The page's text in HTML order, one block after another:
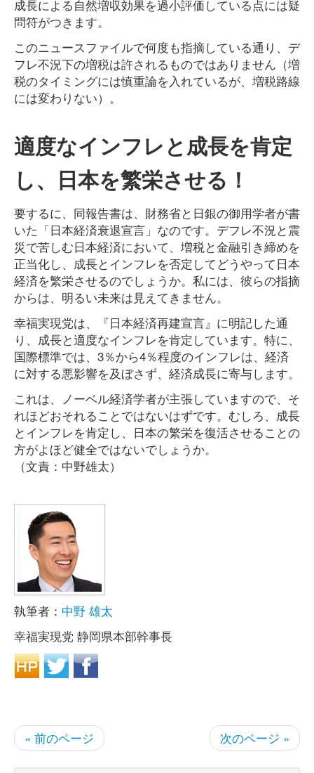
成長による自然増収効果を過小評価している点には疑
問符がつきます。
このニュースファイルで何度も指摘している通り、デ
フレ不況下の増税は許されるものではありません（増
税のタイミングには慎重論を入れているが、増税路線
には変わりない）。
適度なインフレと成長を肯定
し、日本を繁栄させる！
要するに、同報告書は、財務省と日銀の御用学者が書
いた「日本経済衰退宣言」なのです。デフレ不況と震
災で苦しむ日本経済において、増税と金融引き締めを
正当化し、成長とインフレを否定してどうやって日本
経済を繁栄させるのでしょうか。私には、彼らの指摘
からは、明るい未来は見えてきません。
幸福実現党は、『日本経済再建宣言』に明記した通
り、成長と適度なインフレを肯定しています。特に、
国際標準では、3％から4％程度のインフレは、経済
に対する悪影響を及ぼさず、経済成長に寄与します。
これは、ノーベル経済学者が主張していますので、そ
れほどおそれることではないはずです。むしろ、成長
とインフレを肯定し、日本の繁栄を復活させることの
方がよほど健全ではないでしょうか。
（文責：中野雄太）
執筆者： 中野 雄太
幸福実現党 静岡県本部幹事長
« 前のページ 次のページ »